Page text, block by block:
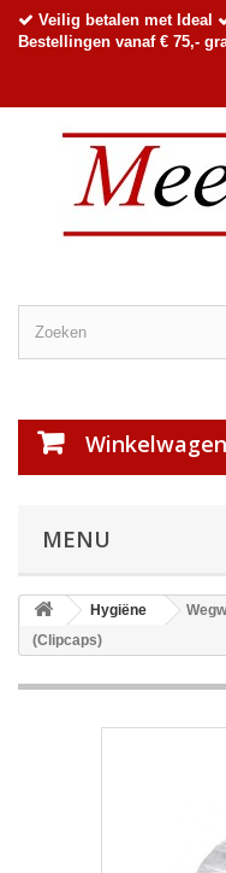
Veilig betalen met Ideal
Bestellingen vanaf € 75,-
Winkelwagen
MENU
Hygiëne
(Clipcaps)